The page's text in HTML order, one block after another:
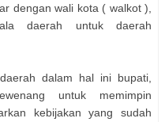
dengan wali kota ( walkot ),
daerah untuk daerah
dalam hal ini bupati,
untuk memimpin
kebijakan yang sudah